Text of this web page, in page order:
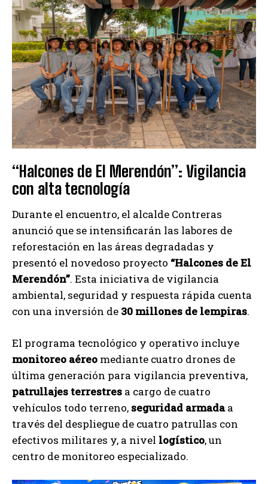
“Halcones de El Merendón”: Vigilancia
con alta tecnología
Durante el encuentro, el alcalde Contreras
anunció que se intensificarán las labores de
reforestación en las áreas degradadas y
presentó el novedoso proyecto “Halcones de El
Merendón”. Esta iniciativa de vigilancia
ambiental, seguridad y respuesta rápida cuenta
con una inversión de 30 millones de lempiras.
El programa tecnológico y operativo incluye
monitoreo aéreo mediante cuatro drones de
última generación para vigilancia preventiva,
patrullajes terrestres a cargo de cuatro
vehículos todo terreno, seguridad armadaa
través del despliegue de cuatro patrullas con
efectivos militares y, a nivel logístico, un
centro de monitoreo especializado.